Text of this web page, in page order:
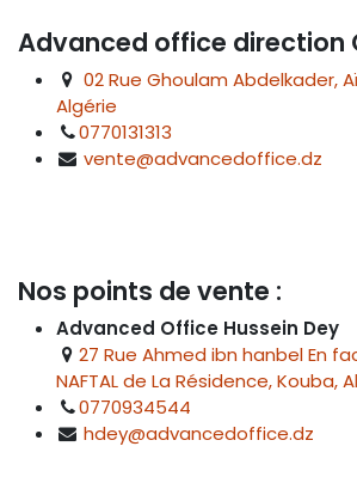
Advanced office direction
02 Rue Ghoulam Abdelkader,
Algérie
0770131313
vente@advancedoffice.dz
Nos points de vente :
Advanced Office Hussein Dey
27 Rue Ahmed ibn hanbel En
NAFTAL de La Résidence, Kouba,
0770934544
hdey@advancedoffice.dz